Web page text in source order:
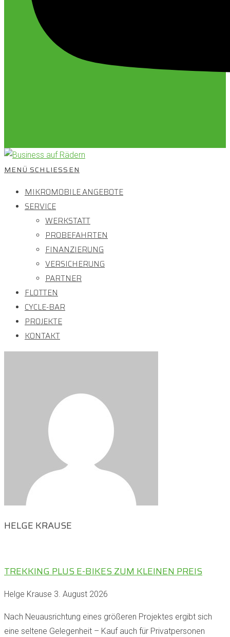
MENÜ SCHLIESSEN
MIKROMOBILE ANGEBOTE
SERVICE
WERKSTATT
PROBEFAHRTEN
FINANZIERUNG
VERSICHERUNG
PARTNER
FLOTTEN
CYCLE-BAR
PROJEKTE
KONTAKT
HELGE KRAUSE
TREKKING PLUS E-BIKES ZUM KLEINEN PREIS
Helge Krause 3. August 2026
Nach Neuausrichtung eines größeren Projektes ergibt sich
eine seltene Gelegenheit – Kauf auch für Privatpersonen